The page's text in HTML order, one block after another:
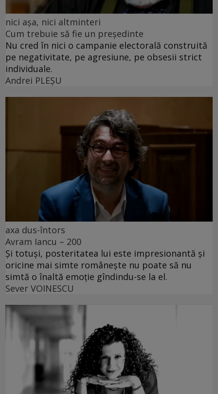
nici așa, nici altminteri
Cum trebuie să fie un președinte
Nu cred în nici o campanie electorală construită
pe negativitate, pe agresiune, pe obsesii strict
individuale.
Andrei PLEŞU
axa dus-întors
Avram Iancu – 200
Și totuși, posteritatea lui este impresionantă și
oricine mai simte românește nu poate să nu
simtă o înaltă emoție gîndindu-se la el.
Sever VOINESCU